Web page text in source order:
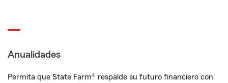
Anualidades
Permita que State Farm® respalde su futuro financiero con